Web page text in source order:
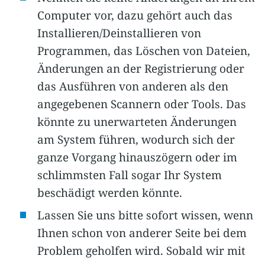
Computer vor, dazu gehört auch das
Installieren/Deinstallieren von
Programmen, das Löschen von Dateien,
Änderungen an der Registrierung oder
das Ausführen von anderen als den
angegebenen Scannern oder Tools. Das
könnte zu unerwarteten Änderungen
am System führen, wodurch sich der
ganze Vorgang hinauszögern oder im
schlimmsten Fall sogar Ihr System
beschädigt werden könnte.
Lassen Sie uns bitte sofort wissen, wenn
Ihnen schon von anderer Seite bei dem
Problem geholfen wird. Sobald wir mit